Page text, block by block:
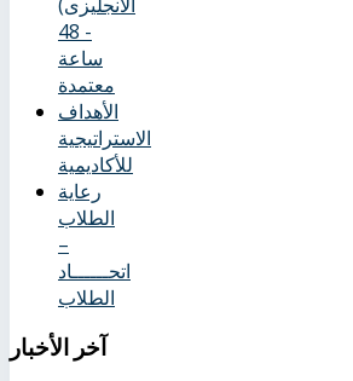
- 48
ساعة
معتمدة
الأهداف
الاستراتيجية
للأكاديمية
رعاية
الطلاب
–
اتحــــــاد
الطلاب
آخر
الأخبار